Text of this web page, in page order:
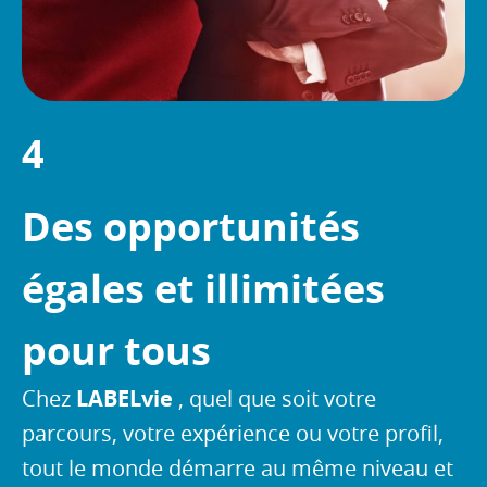
4
Des opportunités
égales et illimitées
pour tous
Chez LABELvie , quel que soit votre
parcours, votre expérience ou votre profil,
tout le monde démarre au même niveau et